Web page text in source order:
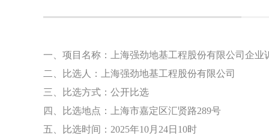
一、项目名称：上海强劲地基工程股份有限公司企业
二、比选人：上海强劲地基工程股份有限公司
三、比选方式：公开比选
四、比选地点：上海市嘉定区汇贤路289号
五、比选时间： 2025年10月24日10时